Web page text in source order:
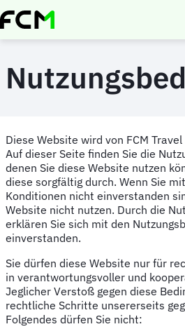
Skip
to
Diese Website wird von FCM
Auf dieser Seite finden Sie die
denen Sie diese Website nutzen
diese sorgfältig durch. Wenn Sie
Konditionen nicht einverstanden
Website nicht nutzen. Durch die
erklären Sie sich mit den
einverstanden.
Sie dürfen diese Website nur für
in verantwortungsvoller und
Jeglicher Verstoß gegen diese
rechtliche Schritte unsererseits
Folgendes dürfen Sie nicht: